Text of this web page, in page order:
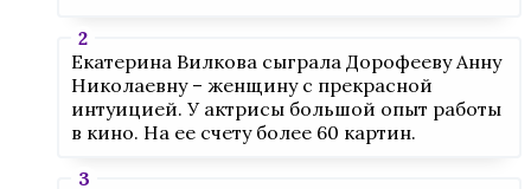
Екатерина Вилкова сыграла Дорофееву Анну
Николаевну – женщину с прекрасной
интуицией. У актрисы большой опыт работы
в кино. На ее счету более 60 картин.